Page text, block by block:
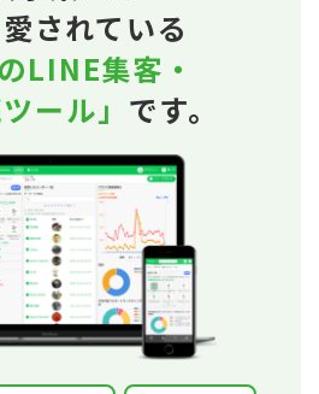
されている
LINE集客・
ール」 です。